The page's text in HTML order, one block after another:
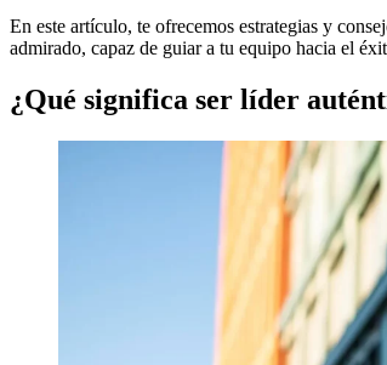
En este artículo, te ofrecemos estrategias y
admirado, capaz de guiar a tu equipo hacia el
¿Qué significa ser líder